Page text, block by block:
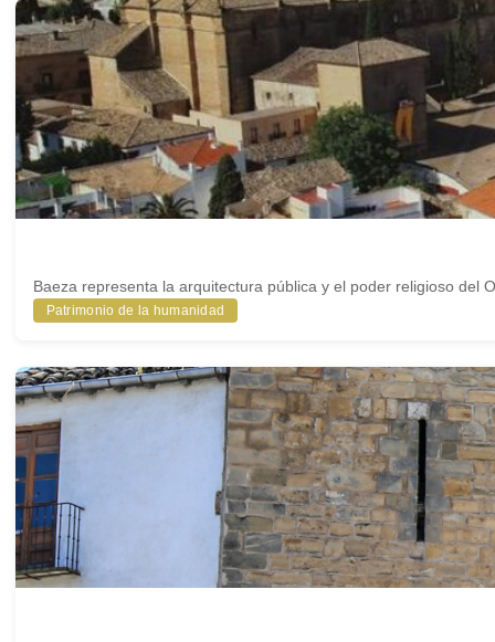
Baeza representa la arquitectura pública y el poder religioso del
Patrimonio de la humanidad